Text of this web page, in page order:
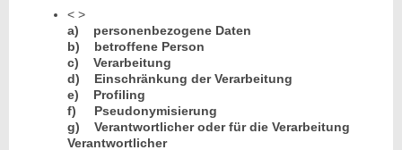
< >
a) personenbezogene Daten
b) betroffene Person
c) Verarbeitung
d) Einschränkung der Verarbeitung
e) Profiling
f) Pseudonymisierung
g) Verantwortlicher oder für die Verarbeitung
Verantwortlicher